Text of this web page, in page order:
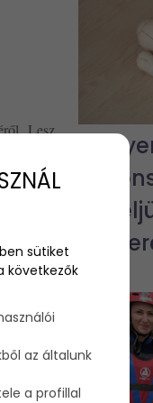
Lesz,
sütiket
következők
az általunk
a profillal